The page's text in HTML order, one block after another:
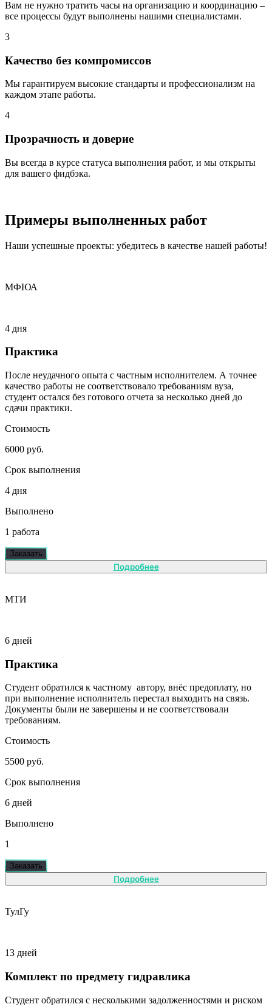
Вам не нужно тратить часы на организацию и координацию –
все процессы будут выполнены нашими специалистами.
3
Качество без компромиссов
Мы гарантируем высокие стандарты и профессионализм на
каждом этапе работы.
4
Прозрачность и доверие
Вы всегда в курсе статуса выполнения работ, и мы открыты
для вашего фидбэка.
Примеры выполненных работ
Наши успешные проекты: убедитесь в качестве нашей работы!
МФЮА
4 дня
Практика
После неудачного опыта с частным исполнителем. А точнее
качество работы не соответствовало требованиям вуза,
студент остался без готового отчета за несколько дней до
сдачи практики.
Стоимость
6000 руб.
Срок выполнения
4 дня
Выполнено
1 работа
Заказать
Подробнее
МТИ
6 дней
Практика
Студент обратился к частному автору, внёс предоплату, но
при выполнение исполнитель перестал выходить на связь.
Документы были не завершены и не соответствовали
требованиям.
Стоимость
5500 руб.
Срок выполнения
6 дней
Выполнено
1
Заказать
Подробнее
ТулГу
13 дней
Комплект по предмету гидравлика
Студент обратился с несколькими задолженностями и риском